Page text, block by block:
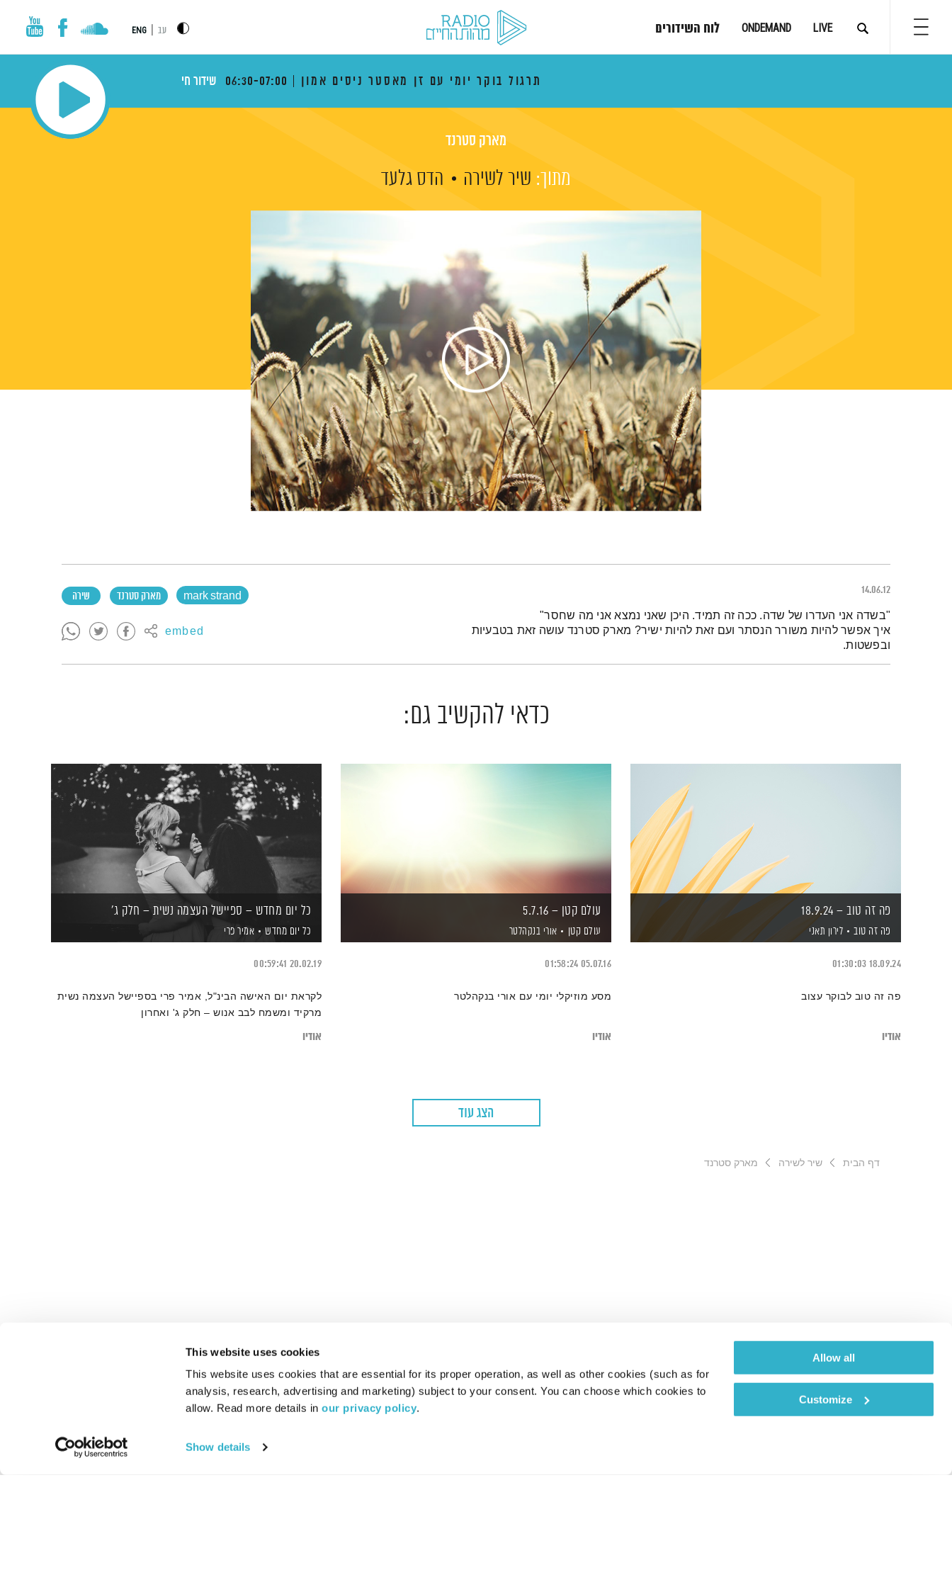
This website uses cookies
This website uses cookies that are essential for its proper operation, as well as other cookies (such as for
analysis, research, advertising and marketing) subject to your consent. You can choose which cookies to
allow. Read more details in our privacy policy.
Show details
Allow all
Customize
LIVE
ONDEMAND לוח השידורים עב ENG
תרגול בוקר יומי עם זן מאסטר ניסים אמון 06:30-07:00 שידור חי
מארק סטרנד
מתוך: שיר לשירה הדס גלעד
14.06.12
mark strand מארק סטרנד שירה
embed
תמצית הפודקאסט
"בשדה אני העדרו של שדה. ככה זה תמיד. היכן שאני נמצא אני מה שחסר"
איך אפשר להיות משורר הנסתר ועם זאת להיות ישיר? מארק סטרנד עושה זאת בטבעיות
ובפשטות.
כדאי להקשיב גם:
פה זה טוב – 18.9.24
פה זה טוב לירון תאני
18.09.24
01:30:03
פה זה טוב לבוקר עצוב
אודיו
עולם קטן – 5.7.16
עולם קטן אורי בנקהלטר
05.07.16
01:58:24
מסע מוזיקלי יומי עם אורי בנקהלטר
אודיו
כל יום מחדש – ספיישל העצמה נשית – חלק ג'
כל יום מחדש אמיר פרי
20.02.19
00:59:41
לקראת יום האישה הבינ"ל, אמיר פרי בספיישל העצמה נשית
מרקיד ומשמח לבב אנוש – חלק ג' ואחרון
אודיו
הצג עוד
דף הבית שיר לשירה מארק סטרנד